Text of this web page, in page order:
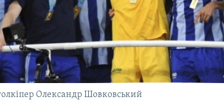
Олександр Шовковський